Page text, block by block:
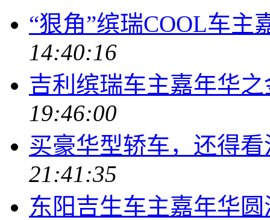
“狠角”缤瑞COOL车主
14:40:16
吉利缤瑞车主嘉年华
19:46:00
买豪华型轿车，还得
21:41:35
东阳吉生车主嘉年华